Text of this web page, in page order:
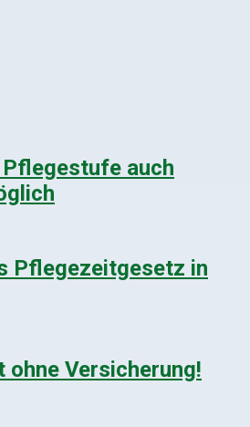
auch
Pflegezeitgesetz in
ohne Versicherung!